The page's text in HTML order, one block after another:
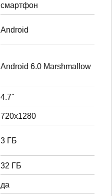
смартфон
Android
Android 6.0 Marshmallow
4.7"
720x1280
3 ГБ
32 ГБ
да